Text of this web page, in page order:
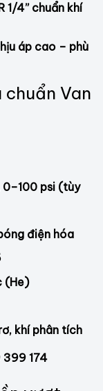
1/4” chuẩn khí
áp cao – phù
Van
psi (tùy
điện hóa
(He)
khí phân tích
174